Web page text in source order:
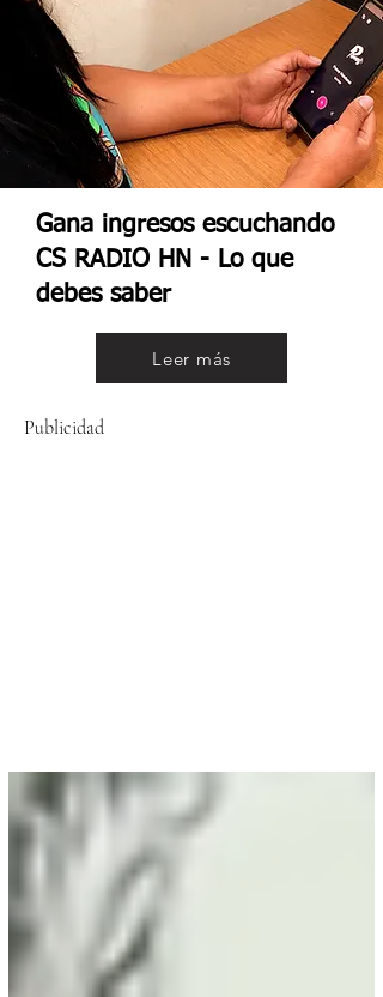
Gana ingresos escuchando
CS RADIO HN - Lo que
debes saber
Leer más
Publicidad